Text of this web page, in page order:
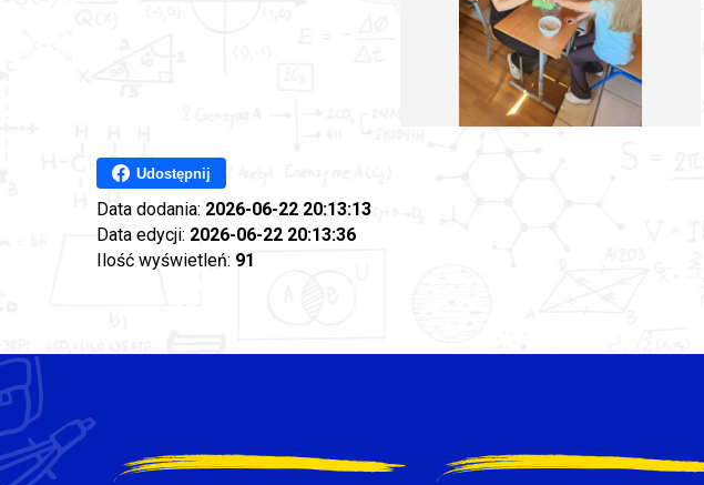
Udostępnij
Data dodania: 2026-06-22 20:13:13
Data edycji: 2026-06-22 20:13:36
Ilość wyświetleń: 91